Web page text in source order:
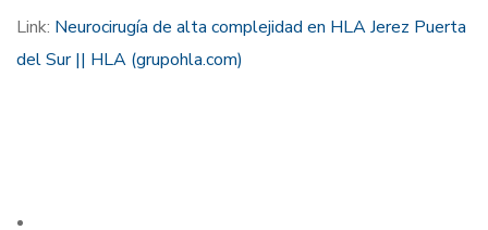
Link: Neurocirugía de alta complejidad en HLA Jerez Puerta
del Sur || HLA (grupohla.com)